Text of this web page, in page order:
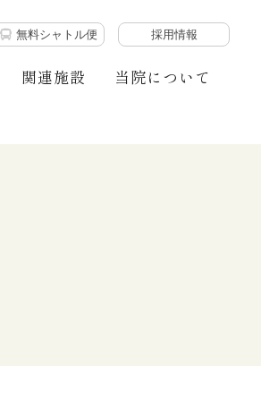
無料シャトル便 採用情報
関連施設 当院について